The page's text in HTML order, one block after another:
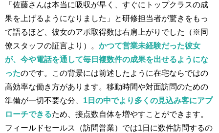
「佐藤さんは本当に吸収が早く、すぐにトップクラスの成
果を上げるようになりました」と研修担当者が驚きをもっ
て語るほど、彼女のアポ取得数は右肩上がりでした（※同
僚スタッフの証言より）。 かつて営業未経験だった彼女
が、今や電話を通して毎日複数件の成果を出せるようにな
ったのです。この背景には前述したように在宅ならではの
高効率な働き方があります。移動時間や対面訪問のための
準備が一切不要な分、 1日の中でより多くの見込み客にアプ
ローチできるため、接点数自体を増やすことができます。
フィールドセールス（訪問営業）では1日に数件訪問するの